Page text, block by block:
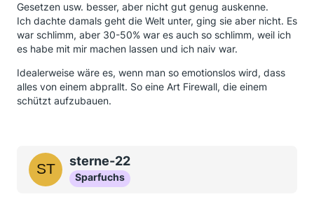
Gesetzen usw. besser, aber nicht gut genug auskenne.
Ich dachte damals geht die Welt unter, ging sie aber nicht. Es
war schlimm, aber 30-50% war es auch so schlimm, weil ich
es habe mit mir machen lassen und ich naiv war.
Idealerweise wäre es, wenn man so emotionslos wird, dass
alles von einem abprallt. So eine Art Firewall, die einem
schützt aufzubauen.
sterne-22
Sparfuchs